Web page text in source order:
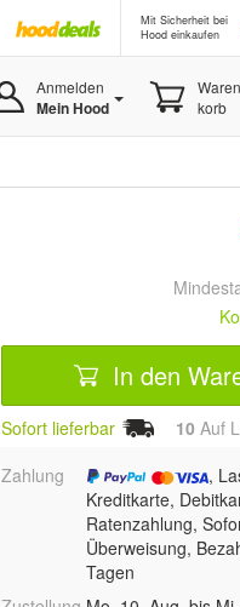
Mit Sicherheit bei
Hood einkaufen
Anmelden
Mein Hood
korb
In den
Sofort lieferbar 10 Auf
Zahlung
,
Kreditkarte,
Ratenzahlung,
Überweisung,
Tagen